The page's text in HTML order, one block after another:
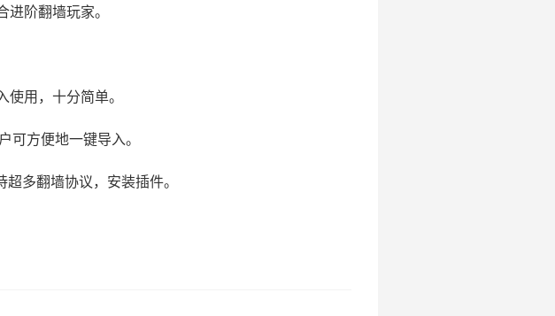
阶翻墙玩家。
用，十分简单。
可方便地一键导入。
多翻墙协议，安装插件。